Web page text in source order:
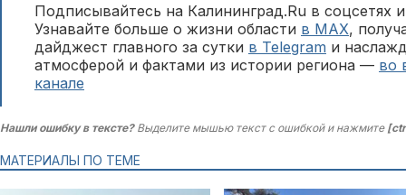
Подписывайтесь на Калининград.Ru в соцсетях
Узнавайте больше о жизни области в MAX,
дайджест главного за сутки в Telegram и
атмосферой и фактами из истории региона — во
канале
Нашли ошибку в тексте?Выделите мышью текст с ошибкой и нажмите
МАТЕРИАЛЫ ПО ТЕМЕ